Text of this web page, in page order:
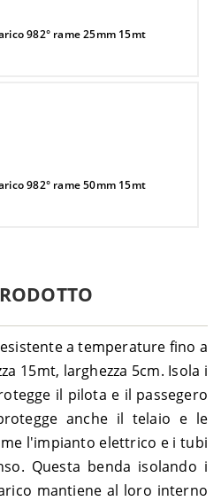
982° rame 25mm 15mt
982° rame 50mm 15mt
a temperature fino a
15mt, larghezza 5cm. Isola i
il pilota e il passegero
anche il telaio e le
l'impianto elettrico e i tubi
Questa benda isolando i
mantiene al loro interno